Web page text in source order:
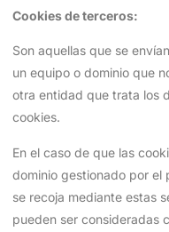
Cookies de terceros:
Son aquellas que se
un equipo o dominio que
otra entidad que trata los
cookies.
En el caso de que las
dominio gestionado por el
se recoja mediante estas
pueden ser consideradas